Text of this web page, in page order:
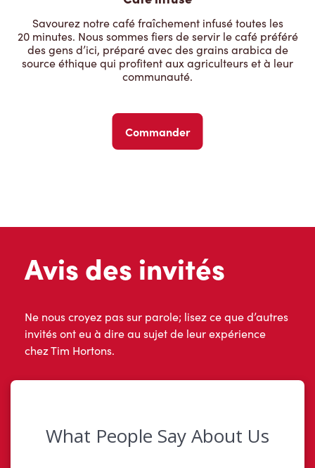
Savourez notre café fraîchement infusé toutes les
20 minutes. Nous sommes fiers de servir le café préféré
des gens d’ici, préparé avec des grains arabica de
source éthique qui profitent aux agriculteurs et à leur
communauté.
Commander
Avis des invités
Ne nous croyez pas sur parole; lisez ce que d’autres
invités ont eu à dire au sujet de leur expérience
chez Tim Hortons.